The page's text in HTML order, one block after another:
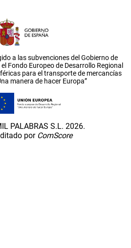
a las subvenciones del Gobierno de
Fondo Europeo de Desarrollo Regional
para el transporte de mercancías
manera de hacer Europa”
PALABRAS S.L. 2026.
por ComScore